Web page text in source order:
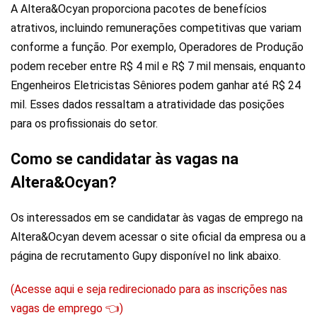
A Altera&Ocyan proporciona pacotes de benefícios
atrativos, incluindo remunerações competitivas que variam
conforme a função. Por exemplo, Operadores de Produção
podem receber entre R$ 4 mil e R$ 7 mil mensais, enquanto
Engenheiros Eletricistas Sêniores podem ganhar até R$ 24
mil. Esses dados ressaltam a atratividade das posições
para os profissionais do setor.
Como se candidatar às vagas na
Altera&Ocyan?
Os interessados em se candidatar às vagas de emprego na
Altera&Ocyan devem acessar o site oficial da empresa ou a
página de recrutamento Gupy disponível no link abaixo.
(Acesse aqui e seja redirecionado para as inscrições nas
vagas de emprego 👈)